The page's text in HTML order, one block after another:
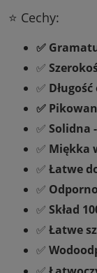
⭐ Cechy:
✅
✅
✅
✅
✅ Solidna
✅ Miękka
✅ Łatwe
✅
✅ Skład
✅ Łatwe
✅